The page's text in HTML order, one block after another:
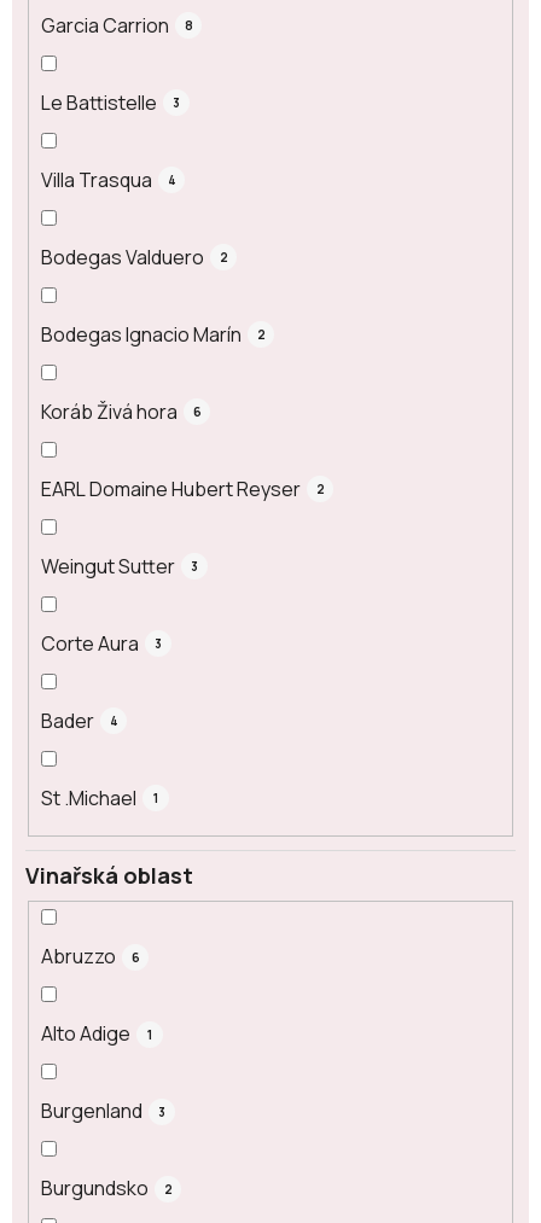
Garcia Carrion 8
Le Battistelle 3
Villa Trasqua 4
Bodegas Valduero 2
Bodegas Ignacio Marín 2
Koráb Živá hora 6
EARL Domaine Hubert Reyser 2
Weingut Sutter 3
Corte Aura 3
Bader 4
St .Michael 1
Vinařská oblast
Abruzzo 6
Alto Adige 1
Burgenland 3
Burgundsko 2